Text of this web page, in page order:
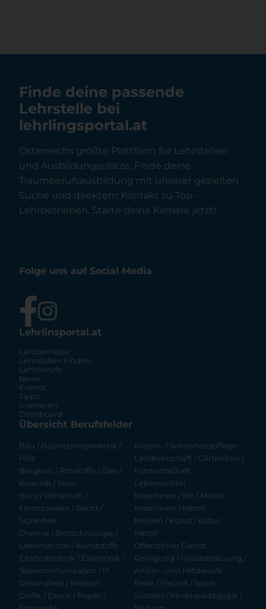
Finde deine passende
Lehrstelle bei
lehrlingsportal.at
Österreichs größte Plattform für Lehrstellen
und Ausbildungsplätze. Finde deine
Traumberufsausbildung mit unserer gezielten
Suche und direktem Kontakt zu Top-
Lehrbetrieben. Starte deine Karriere jetzt!
Folge uns auf Social Media
Lehrlinsportal.at
Lehrbetriebe
Lehrstellen Finden
Lehrberufe
News
Events
Tipps
Inserieren
Dashboard
Übersicht Berufsfelder
Bau / Baunebengewerbe /
Holz
Bergbau / Rohstoffe / Glas /
Keramik / Stein
Büro / Wirtschaft /
Finanzwesen / Recht /
Sicherheit
Chemie / Biotechnologie /
Lebensmittel / Kunststoffe
Elektrotechnik / Elektronik /
Telekommunikation / IT
Gesundheit / Medizin
Grafik / Druck / Papier /
Körper- / Schönheitspflege
Landwirtschaft / Gartenbau /
Forstwirtschaft
Lebensmittel
Maschinen / Kfz / Metall
Maschinen / Metall
Medien / Kunst / Kultur
Metall
Öffentlicher Dienst
Reinigung / Hausbetreuung /
Anlern- und Hilfsberufe
Reise / Freizeit / Sport
Soziales / Kinderpädagogik /